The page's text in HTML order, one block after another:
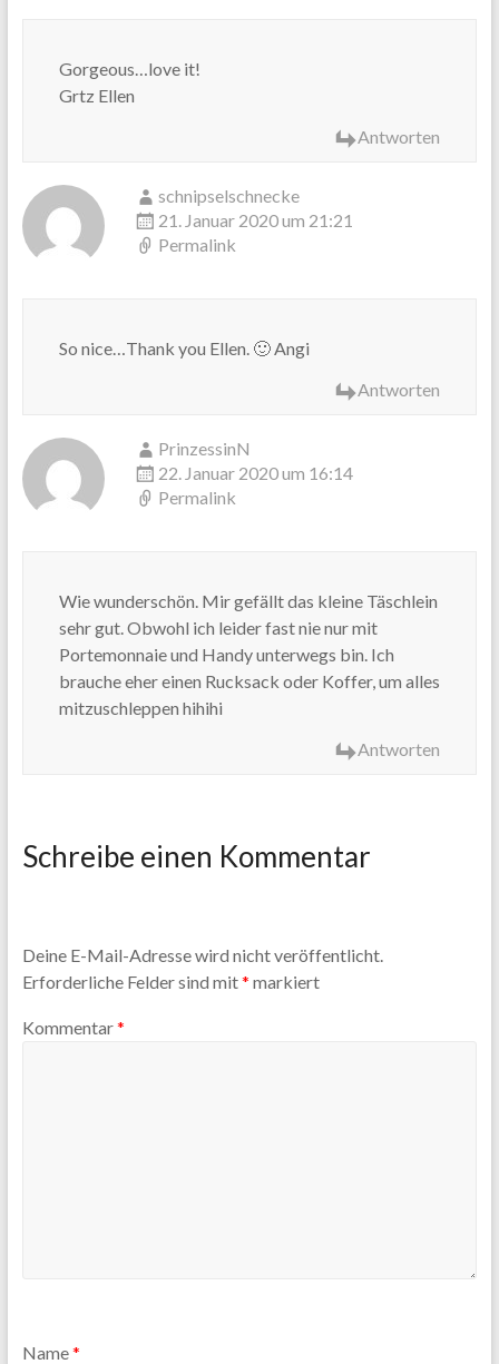
Gorgeous…love it!
Grtz Ellen
Antworten
schnipselschnecke
21. Januar 2020 um 21:21
Permalink
So nice…Thank you Ellen. 🙂 Angi
Antworten
PrinzessinN
22. Januar 2020 um 16:14
Permalink
Wie wunderschön. Mir gefällt das kleine Täschlein
sehr gut. Obwohl ich leider fast nie nur mit
Portemonnaie und Handy unterwegs bin. Ich
brauche eher einen Rucksack oder Koffer, um alles
mitzuschleppen hihihi
Antworten
Schreibe einen Kommentar
Deine E-Mail-Adresse wird nicht veröffentlicht.
Erforderliche Felder sind mit* markiert
Kommentar*
Name*